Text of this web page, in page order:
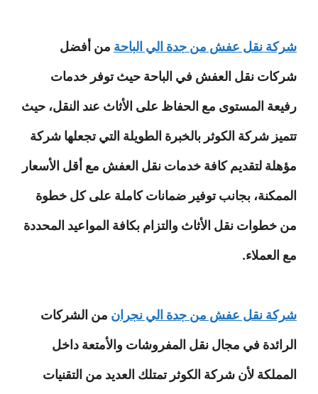
شركة نقل عفش من جدة الي الباحة من أفضل
شركات نقل العفش في الباحة حيث توفر خدمات
رفيعة المستوى مع الحفاظ على الأثاث عند النقل، حيث
تتميز شركة الكوثر بالخبرة الطويلة التي تجعلها شركة
مؤهلة لتقديم كافة خدمات نقل العفش مع أقل الأسعار
الممكنة، بجانب توفير ضمانات كاملة على كل خطوة
من خطوات نقل الأثاث والتزام بكافة المواعيد المحددة
مع العملاء.
شركة نقل عفش من جدة الي نجران من الشركات
الرائدة في مجال نقل المفروشات والأمتعة داخل
المملكة لأن شركة الكوثر تمتلك العديد من التقنيات